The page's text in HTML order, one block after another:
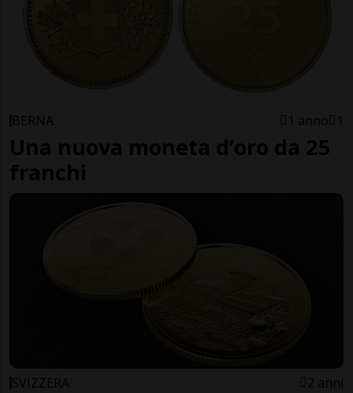
BERNA 1 anno 1
Una nuova moneta d’oro da 25
franchi
SVIZZERA 2 anni